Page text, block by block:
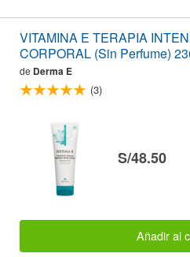
VITAMINA E TERAPIA
CORPORAL (Sin Perfume)
de Derma E
(3)
S/48.50
Añadir al